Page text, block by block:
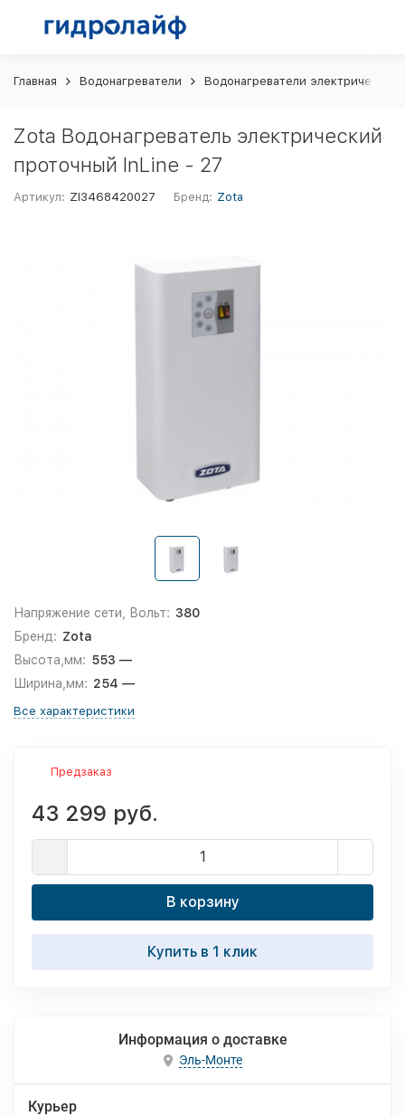
Главная Водонагреватели Водонагреватели электрические
Zota Водонагреватель электрический
проточный InLine - 27
Артикул: ZI3468420027 Бренд: Zota
Напряжение сети, Вольт: 380
Бренд: Zota
Высота,мм: 553 —
Ширина,мм: 254 —
Все характеристики
Предзаказ
43 299 руб.
В корзину
Купить в 1 клик
Информация о доставке
Эль-Монте
Курьер